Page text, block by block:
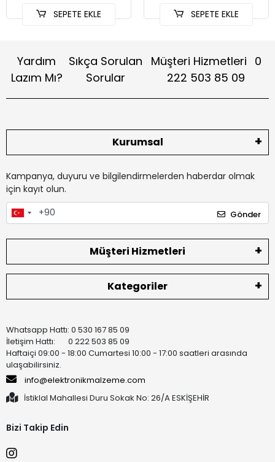
SEPETE EKLE SEPETE EKLE
Yardım
Lazım Mı?
Sıkça Sorulan
Sorular
Müşteri Hizmetleri 0
222 503 85 09
Kurumsal
Kampanya, duyuru ve bilgilendirmelerden haberdar olmak
için kayıt olun.
Gönder
Müşteri Hizmetleri
Kategoriler
Whatsapp Hattı: 0 530 167 85 09
İletişim Hattı: 0 222 503 85 09
Haftaiçi 09:00 - 18:00 Cumartesi 10:00 - 17:00 saatleri arasında
ulaşabilirsiniz.
info@elektronikmalzeme.com
İstiklal Mahallesi Duru Sokak No: 26/A ESKİŞEHİR
Bizi Takip Edin